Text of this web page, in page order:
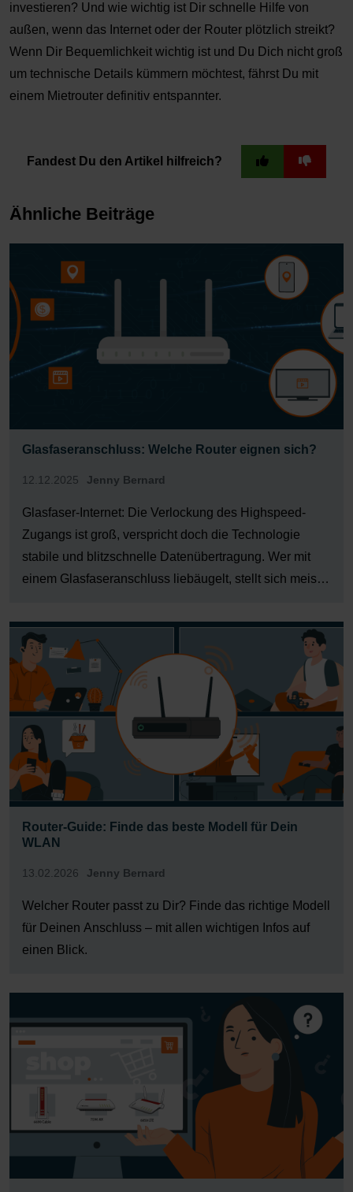
investieren? Und wie wichtig ist Dir schnelle Hilfe von
außen, wenn das Internet oder der Router plötzlich streikt?
Wenn Dir Bequemlichkeit wichtig ist und Du Dich nicht groß
um technische Details kümmern möchtest, fährst Du mit
einem Mietrouter definitiv entspannter.
Fandest Du den Artikel hilfreich?
Ähnliche Beiträge
Glasfaseranschluss: Welche Router eignen sich?
12.12.2025 Jenny Bernard
Glasfaser-Internet: Die Verlockung des Highspeed-
Zugangs ist groß, verspricht doch die Technologie
stabile und blitzschnelle Datenübertragung. Wer mit
einem Glasfaseranschluss liebäugelt, stellt sich meist
Glasfaser-Zugang herausgeholt werden kann.
Gleichzeitig tauchen unbekannte Begriffe wie ONT
oder AON und GPON auf. Im Folgenden erfährst […]
Router-Guide: Finde das beste Modell für Dein
WLAN
13.02.2026 Jenny Bernard
Welcher Router passt zu Dir? Finde das richtige Modell
für Deinen Anschluss – mit allen wichtigen Infos auf
einen Blick.